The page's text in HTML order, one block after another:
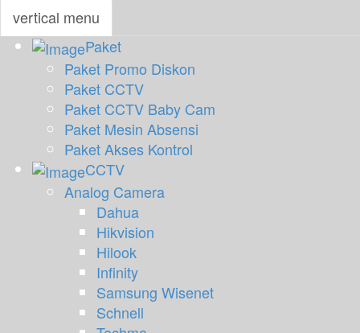
vertical menu
Paket
Paket Promo Diskon
Paket CCTV
Paket CCTV Baby Cam
Paket Mesin Absensi
Paket Akses Kontrol
CCTV
Analog Camera
Dahua
Hikvision
Hilook
Infinity
Samsung Wisenet
Schnell